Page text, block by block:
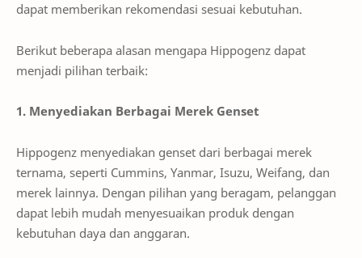
dapat memberikan rekomendasi sesuai kebutuhan.
Berikut beberapa alasan mengapa Hippogenz dapat
menjadi pilihan terbaik:
1. Menyediakan Berbagai Merek Genset
Hippogenz menyediakan genset dari berbagai merek
ternama, seperti Cummins, Yanmar, Isuzu, Weifang, dan
merek lainnya. Dengan pilihan yang beragam, pelanggan
dapat lebih mudah menyesuaikan produk dengan
kebutuhan daya dan anggaran.